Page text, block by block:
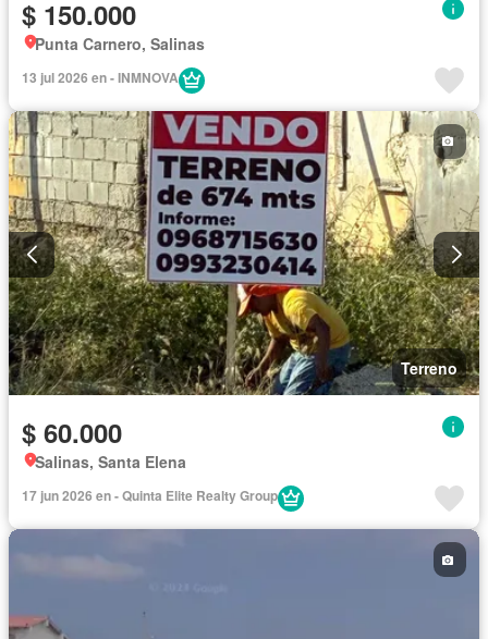
$ 150.000
Punta Carnero, Salinas
13 jul 2026 en - INMNOVA
Terreno
$ 60.000
Salinas, Santa Elena
17 jun 2026 en - Quinta Elite Realty Group